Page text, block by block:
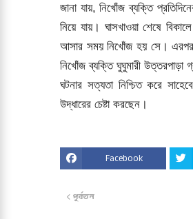
জানা যায়, নিখোঁজ ব্যক্তি
নিয়ে যায়। ঘাসখাওয়া শেষে
আসার সময় নিখোঁজ হয় সে। এরপর
নিখোঁজ ব্যক্তি ঘুঘুমারী
ঘটনার সত্যতা নিশ্চিত করে
উদ্ধারের চেষ্টা করছেন।
Facebook
পূর্বতন